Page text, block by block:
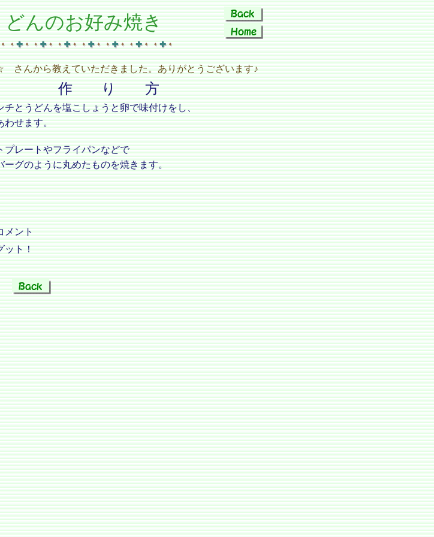
んのお好み焼き
さんから教えていただきました。ありがとうございます♪
作 り 方
チとうどんを塩こしょうと卵で味付けをし、
わせます。
プレートやフライパンなどで
ーグのように丸めたものを焼きます。
メント
ット！